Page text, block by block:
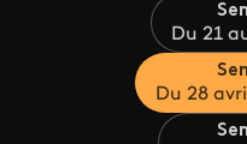
Du 21
Du 28